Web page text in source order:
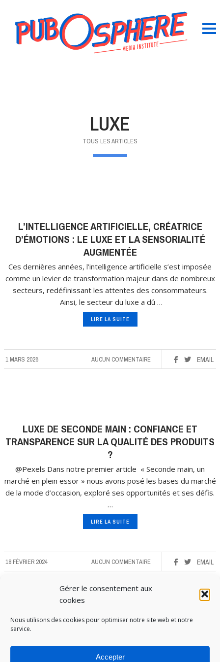
Gérer le consentement aux
cookies
Nous utilisons des cookies pour optimiser notre site web et notre
service.
Accepter
LUXE
TOUS LES ARTICLES
L’INTELLIGENCE ARTIFICIELLE, CRÉATRICE
D’ÉMOTIONS : LE LUXE ET LA SENSORIALITÉ
AUGMENTÉE
Ces dernières années, l’intelligence artificielle s’est imposée
comme un levier de transformation majeur dans de nombreux
secteurs, redéfinissant les attentes des consommateurs.
Ainsi, le secteur du luxe a dû …
LIRE LA SUITE
1 MARS 2026 EMAIL
AUCUN COMMENTAIRE
LUXE DE SECONDE MAIN : CONFIANCE ET
TRANSPARENCE SUR LA QUALITÉ DES PRODUITS
?
@Pexels Dans notre premier article « Seconde main, un
marché en plein essor » nous avons posé les bases du marché
de la mode d’occasion, exploré ses opportunités et ses défis.
…
LIRE LA SUITE
18 FÉVRIER 2024 EMAIL
AUCUN COMMENTAIRE